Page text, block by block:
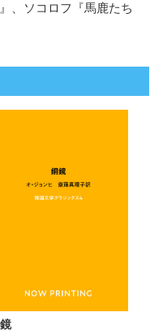
、ソコロフ『馬鹿たち